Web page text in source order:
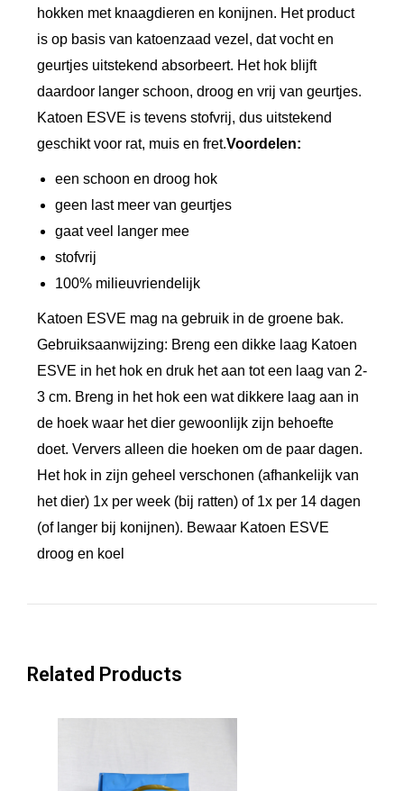
hokken met knaagdieren en konijnen. Het product
is op basis van katoenzaad vezel, dat vocht en
geurtjes uitstekend absorbeert. Het hok blijft
daardoor langer schoon, droog en vrij van geurtjes.
Katoen ESVE is tevens stofvrij, dus uitstekend
geschikt voor rat, muis en fret.Voordelen:
een schoon en droog hok
geen last meer van geurtjes
gaat veel langer mee
stofvrij
100% milieuvriendelijk
Katoen ESVE mag na gebruik in de groene bak.
Gebruiksaanwijzing: Breng een dikke laag Katoen
ESVE in het hok en druk het aan tot een laag van 2-
3 cm. Breng in het hok een wat dikkere laag aan in
de hoek waar het dier gewoonlijk zijn behoefte
doet. Ververs alleen die hoeken om de paar dagen.
Het hok in zijn geheel verschonen (afhankelijk van
het dier) 1x per week (bij ratten) of 1x per 14 dagen
(of langer bij konijnen). Bewaar Katoen ESVE
droog en koel
Related Products